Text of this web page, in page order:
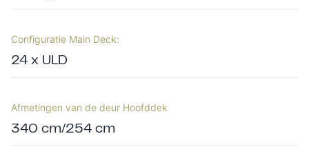
Configuratie Main Deck:
24 x ULD
Afmetingen van de deur Hoofddek
340 cm/254 cm